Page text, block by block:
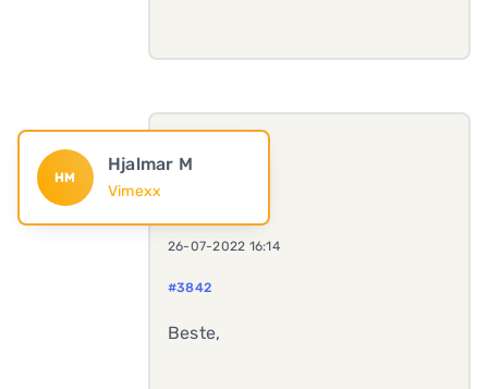
HM
Hjalmar M
Vimexx
26-07-2022 16:14
#3842
Beste,